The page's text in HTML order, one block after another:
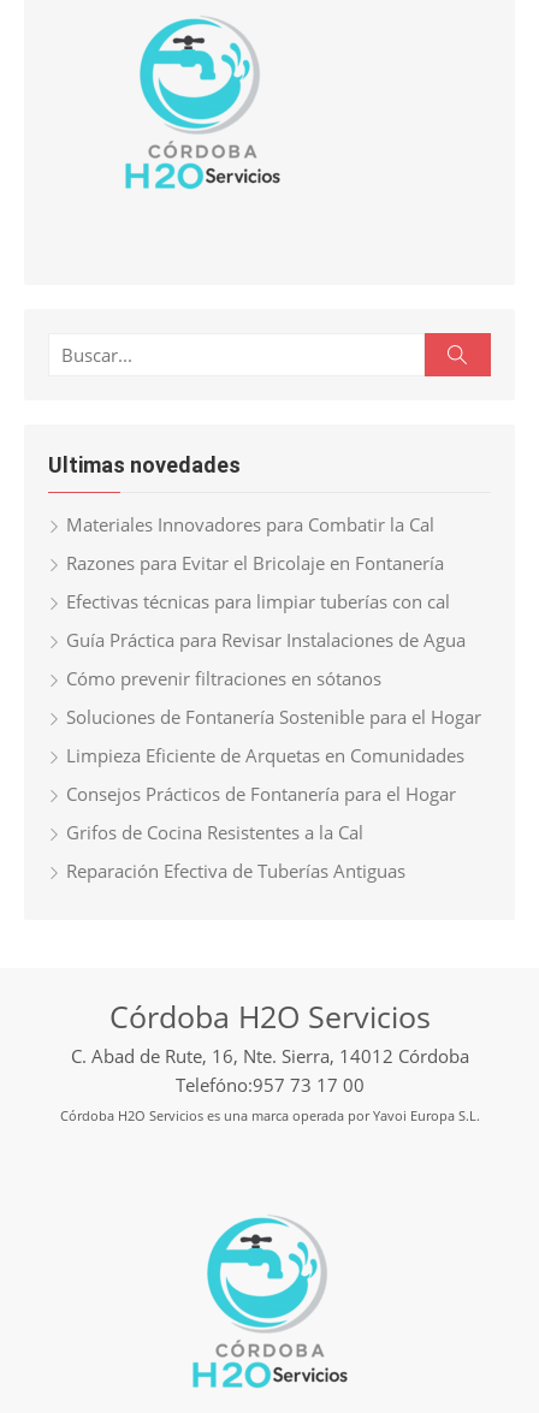
Buscar:
Ultimas novedades
Materiales Innovadores para Combatir la Cal
Razones para Evitar el Bricolaje en Fontanería
Efectivas técnicas para limpiar tuberías con cal
Guía Práctica para Revisar Instalaciones de Agua
Cómo prevenir filtraciones en sótanos
Soluciones de Fontanería Sostenible para el Hogar
Limpieza Eficiente de Arquetas en Comunidades
Consejos Prácticos de Fontanería para el Hogar
Grifos de Cocina Resistentes a la Cal
Reparación Efectiva de Tuberías Antiguas
Córdoba H2O Servicios
C. Abad de Rute, 16, Nte. Sierra, 14012 Córdoba
Telefóno:957 73 17 00
Córdoba H2O Servicios es una marca operada por Yavoi Europa S.L.